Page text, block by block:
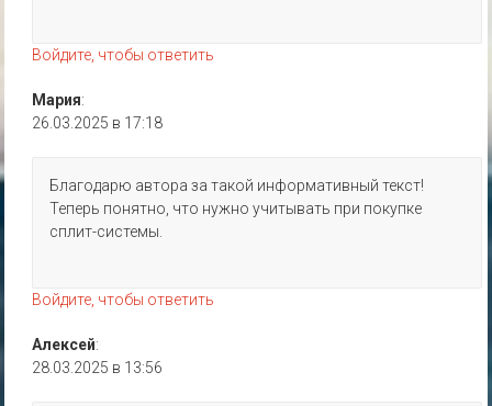
Войдите, чтобы ответить
Мария:
26.03.2025 в 17:18
Благодарю автора за такой информативный текст!
Теперь понятно, что нужно учитывать при покупке
сплит-системы.
Войдите, чтобы ответить
Алексей:
28.03.2025 в 13:56